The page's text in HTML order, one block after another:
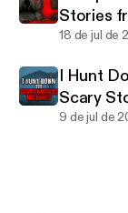
Stories
18 de jul de
I Hunt
Scary
9 de jul de